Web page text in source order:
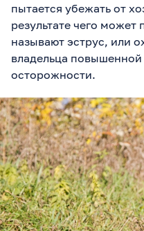
пытается убежать от
результате чего
называют эструс, или
владельца повышенной
осторожности.